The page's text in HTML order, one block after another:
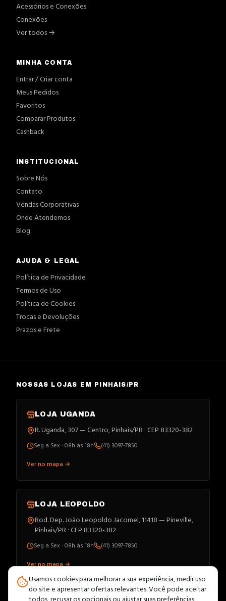
Acessórios e Conexões
Conexões
Ver todos →
MINHA CONTA
Entrar / Criar conta
Meus Pedidos
Favoritos
Comparar Produtos
Cashback
INSTITUCIONAL
Sobre Nós
Contato
Vendas Corporativas
Onde Atendemos
Blog
AJUDA & LEGAL
Política de Privacidade
Termos de Uso
Política de Cookies
Trocas e Devoluções
Prazos e Frete
NOSSAS LOJAS EM PINHAIS/PR
LOJA UGANDA
R. Uganda, 307 — Centro, Pinhais/PR · CEP 83320-382
Seg a Sex · 08h às 18h
(41) 3097-7850
Ver no mapa →
LOJA LEOPOLDO
Rod. Dep. João Leopoldo Jacomel, 11418 — Pineville,
Pinhais/PR · CEP 83320-382
Seg a Sex · 08h às 18h
(41) 3097-7850
Ver no mapa →
Usamos cookies para melhorar a sua experiência, medir uso
do site e apresentar ofertas relevantes. Você pode aceitar